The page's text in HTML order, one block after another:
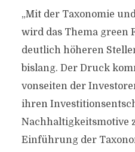
„Mit der Taxonomie
wird das Thema green
deutlich höheren
bislang. Der Druck
vonseiten der
ihren
Nachhaltigkeitsmotive
Einführung der